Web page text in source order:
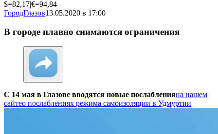
$=82,17|€=94,84
ГородГлазов13.05.2020 в 17:00
В городе плавно снимаются ограничения
С 14 мая в Глазове вводятся новые послабленияна нашем
сайтео послаблениях режима самоизоляции в Удмуртии